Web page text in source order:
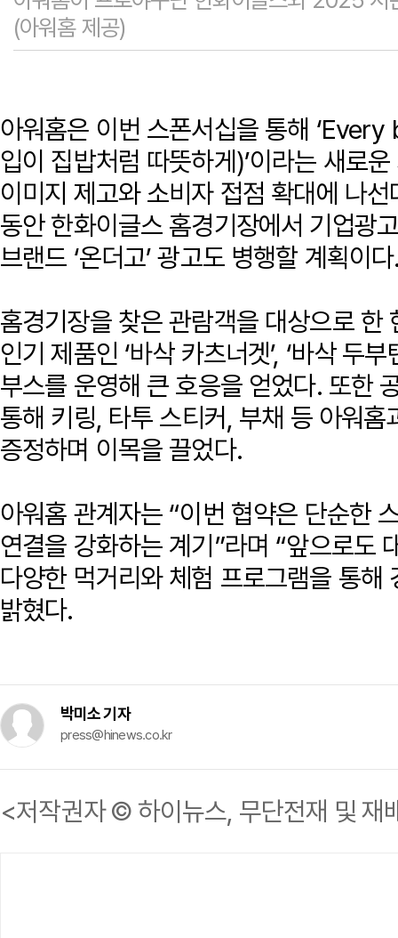
(아워홈 제공)
아워홈은 이번 스폰서십을 통해
입이 집밥처럼 따뜻하게)’이라는 새로
이미지 제고와 소비자 접점 확대에 나
동안 한화이글스 홈경기장에서 기업광
브랜드 ‘온더고’ 광고도 병행할 계획이
홈경기장을 찾은 관람객을 대상으로 한
인기 제품인 ‘바삭 카츠너겟’, ‘바삭 두
부스를 운영해 큰 호응을 얻었다. 또한
통해 키링, 타투 스티커, 부채 등 아워
증정하며 이목을 끌었다.
아워홈 관계자는 “이번 협약은 단순한
연결을 강화하는 계기”라며 “앞으로도
다양한 먹거리와 체험 프로그램을 통해
밝혔다.
박미소 기자
press@hinews.co.kr
<저작권자 © 하이뉴스, 무단전재 및 재